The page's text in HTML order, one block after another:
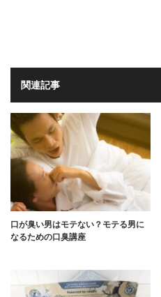
関連記事
口が臭い男はモテない？モテる男に
なるための口臭講座